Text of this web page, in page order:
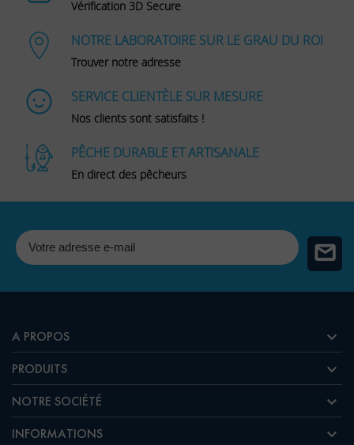
Vérification 3D Secure
NOTRE LABORATOIRE SUR LE GRAU DU ROI
Trouver notre adresse
SERVICE CLIENTÈLE SUR MESURE
Nos clients sont satisfaits !
PÊCHE DURABLE ET ARTISANALE
En direct des pêcheurs
A PROPOS 
PRODUITS 
NOTRE SOCIÉTÉ 
INFORMATIONS 